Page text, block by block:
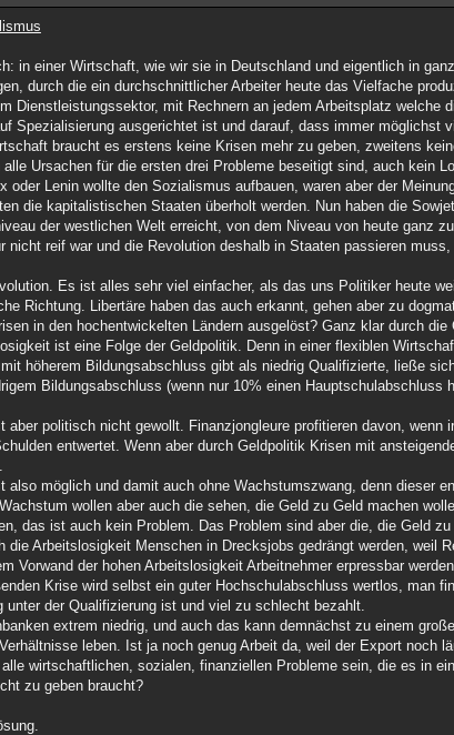
in einer Wirtschaft, wie wir sie in Deutschland und eigentlich in
durch die ein durchschnittlicher Arbeiter heute das Vielfache
Dienstleistungssektor, mit Rechnern an jedem Arbeitsplatz welche
Spezialisierung ausgerichtet ist und darauf, dass immer möglichst
braucht es erstens keine Krisen mehr zu geben, zweitens
Ursachen für die ersten drei Probleme beseitigt sind, auch kein
oder Lenin wollte den Sozialismus aufbauen, waren aber der
die kapitalistischen Staaten überholt werden. Nun haben die
der westlichen Welt erreicht, von dem Niveau von heute ganz
nicht reif war und die Revolution deshalb in Staaten passieren
Es ist alles sehr viel einfacher, als das uns Politiker heute
Richtung. Libertäre haben das auch erkannt, gehen aber zu
in den hochentwickelten Ländern ausgelöst? Ganz klar durch
ist eine Folge der Geldpolitik. Denn in einer flexiblen
höherem Bildungsabschluss gibt als niedrig Qualifizierte, ließe
Bildungsabschluss (wenn nur 10% einen Hauptschulabschluss
aber politisch nicht gewollt. Finanzjongleure profitieren davon, wenn
entwertet. Wenn aber durch Geldpolitik Krisen mit
also möglich und damit auch ohne Wachstumszwang, denn dieser
wollen aber auch die sehen, die Geld zu Geld machen
das ist auch kein Problem. Das Problem sind aber die, die Geld
die Arbeitslosigkeit Menschen in Drecksjobs gedrängt werden, weil
Vorwand der hohen Arbeitslosigkeit Arbeitnehmer erpressbar
Krise wird selbst ein guter Hochschulabschluss wertlos, man
unter der Qualifizierung ist und viel zu schlecht bezahlt.
extrem niedrig, und auch das kann demnächst zu einem
leben. Ist ja noch genug Arbeit da, weil der Export noch
wirtschaftlichen, sozialen, finanziellen Probleme sein, die es in
zu geben braucht?